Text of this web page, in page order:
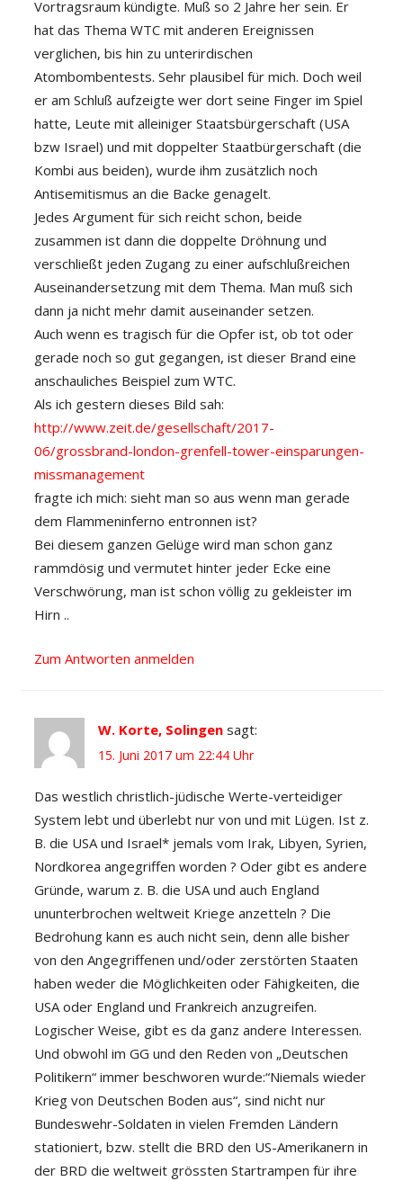
Vortragsraum kündigte. Muß so 2 Jahre her sein. Er
hat das Thema WTC mit anderen Ereignissen
verglichen, bis hin zu unterirdischen
Atombombentests. Sehr plausibel für mich. Doch weil
er am Schluß aufzeigte wer dort seine Finger im Spiel
hatte, Leute mit alleiniger Staatsbürgerschaft (USA
bzw Israel) und mit doppelter Staatbürgerschaft (die
Kombi aus beiden), wurde ihm zusätzlich noch
Antisemitismus an die Backe genagelt.
Jedes Argument für sich reicht schon, beide
zusammen ist dann die doppelte Dröhnung und
verschließt jeden Zugang zu einer aufschlußreichen
Auseinandersetzung mit dem Thema. Man muß sich
dann ja nicht mehr damit auseinander setzen.
Auch wenn es tragisch für die Opfer ist, ob tot oder
gerade noch so gut gegangen, ist dieser Brand eine
anschauliches Beispiel zum WTC.
Als ich gestern dieses Bild sah:
http://www.zeit.de/gesellschaft/2017-
06/grossbrand-london-grenfell-tower-einsparungen-
missmanagement
fragte ich mich: sieht man so aus wenn man gerade
dem Flammeninferno entronnen ist?
Bei diesem ganzen Gelüge wird man schon ganz
rammdösig und vermutet hinter jeder Ecke eine
Verschwörung, man ist schon völlig zu gekleister im
Hirn ..
Zum Antworten anmelden
W. Korte, Solingen sagt:
15. Juni 2017 um 22:44 Uhr
Das westlich christlich-jüdische Werte-verteidiger
System lebt und überlebt nur von und mit Lügen. Ist z.
B. die USA und Israel* jemals vom Irak, Libyen, Syrien,
Nordkorea angegriffen worden ? Oder gibt es andere
Gründe, warum z. B. die USA und auch England
ununterbrochen weltweit Kriege anzetteln ? Die
Bedrohung kann es auch nicht sein, denn alle bisher
von den Angegriffenen und/oder zerstörten Staaten
haben weder die Möglichkeiten oder Fähigkeiten, die
USA oder England und Frankreich anzugreifen.
Logischer Weise, gibt es da ganz andere Interessen.
Und obwohl im GG und den Reden von „Deutschen
Politikern“ immer beschworen wurde:“Niemals wieder
Krieg von Deutschen Boden aus“, sind nicht nur
Bundeswehr-Soldaten in vielen Fremden Ländern
stationiert, bzw. stellt die BRD den US-Amerikanern in
der BRD die weltweit grössten Startrampen für ihre